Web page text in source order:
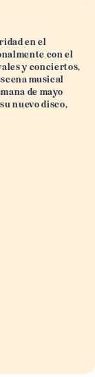
en el
con el
y conciertos,
musical
de mayo
nuevo disco,